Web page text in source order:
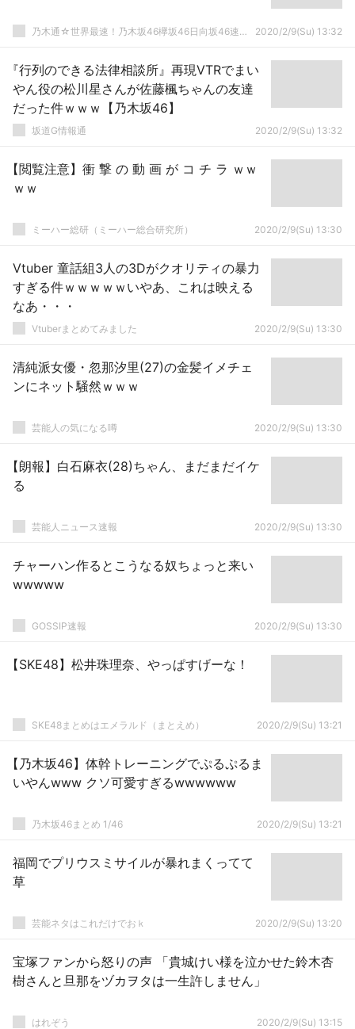
乃木通☆世界最速！乃木坂46欅坂46日向坂46速報まとめ 2020/2/9(Su) 13:32
『行列のできる法律相談所』再現VTRでまい
やん役の松川星さんが佐藤楓ちゃんの友達
だった件ｗｗｗ【乃木坂46】
坂道G情報通 2020/2/9(Su) 13:32
【閲覧注意】衝 撃 の 動 画 が コ チ ラ ｗｗ
ｗｗ
ミーハー総研（ミーハー総合研究所） 2020/2/9(Su) 13:30
Vtuber 童話組3人の3Dがクオリティの暴力
すぎる件ｗｗｗｗｗいやあ、これは映える
なあ・・・
Vtuberまとめてみました 2020/2/9(Su) 13:30
清純派女優・忽那汐里(27)の金髪イメチェ
ンにネット騒然ｗｗｗ
芸能人の気になる噂 2020/2/9(Su) 13:30
【朗報】白石麻衣(28)ちゃん、まだまだイケ
る
芸能人ニュース速報 2020/2/9(Su) 13:30
チャーハン作るとこうなる奴ちょっと来い
wwwww
GOSSIP速報 2020/2/9(Su) 13:30
【SKE48】松井珠理奈、やっぱすげーな！
SKE48まとめはエメラルド（まとえめ） 2020/2/9(Su) 13:21
【乃木坂46】体幹トレーニングでぷるぷるま
いやんwww クソ可愛すぎるwwwwww
乃木坂46まとめ 1/46 2020/2/9(Su) 13:21
福岡でプリウスミサイルが暴れまくってて
草
芸能ネタはこれだけでおｋ 2020/2/9(Su) 13:20
宝塚ファンから怒りの声 「貴城けい様を泣かせた鈴木杏
樹さんと旦那をヅカヲタは一生許しません」
はれぞう 2020/2/9(Su) 13:15